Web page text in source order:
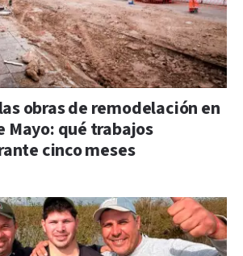
obras de remodelación en
Mayo: qué trabajos
cinco meses